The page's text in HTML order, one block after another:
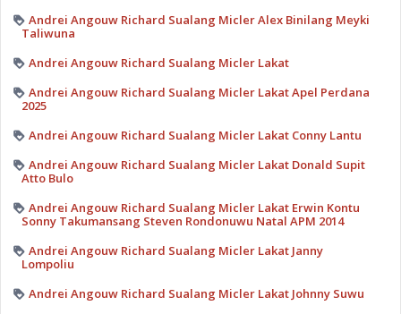
Andrei Angouw Richard Sualang Micler Alex Binilang Meyki
Taliwuna
Andrei Angouw Richard Sualang Micler Lakat
Andrei Angouw Richard Sualang Micler Lakat Apel Perdana
2025
Andrei Angouw Richard Sualang Micler Lakat Conny Lantu
Andrei Angouw Richard Sualang Micler Lakat Donald Supit
Atto Bulo
Andrei Angouw Richard Sualang Micler Lakat Erwin Kontu
Sonny Takumansang Steven Rondonuwu Natal APM 2014
Andrei Angouw Richard Sualang Micler Lakat Janny
Lompoliu
Andrei Angouw Richard Sualang Micler Lakat Johnny Suwu